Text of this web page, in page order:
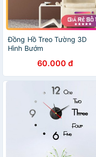
Đồng Hồ Treo Tường 3D
Hình Bướm
60.000 đ